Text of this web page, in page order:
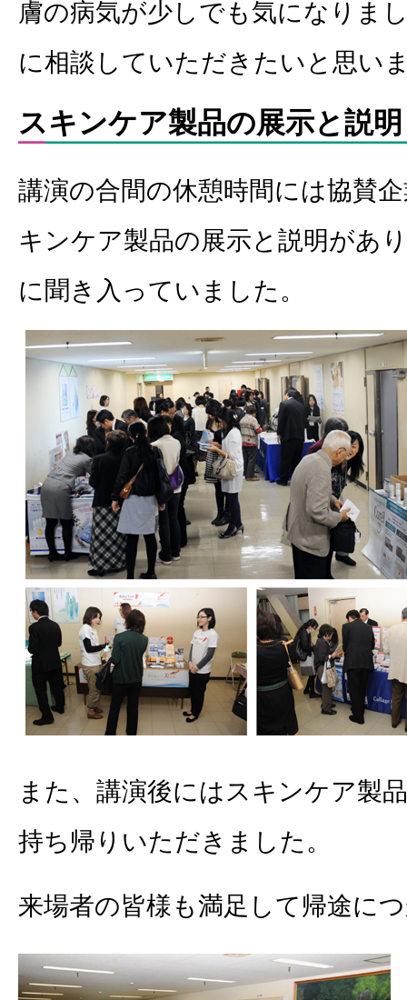
膚の病気が少しでも気になりま
に相談していただきたいと思い
スキンケア製品の展示と説明
講演の合間の休憩時間には協賛
キンケア製品の展示と説明があ
に聞き入っていました。
また、講演後にはスキンケア製
持ち帰りいただきました。
来場者の皆様も満足して帰途に